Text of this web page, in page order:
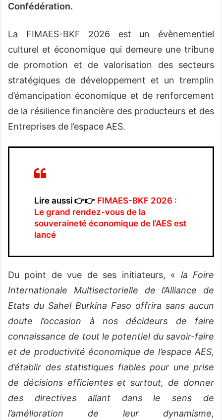
Confédération.
La FIMAES-BKF 2026 est un évènementiel
culturel et économique qui demeure une tribune
de promotion et de valorisation des secteurs
stratégiques de développement et un tremplin
d’émancipation économique et de renforcement
de la résilience financière des producteurs et des
Entreprises de l’espace AES.
Lire aussi 👉👉 FIMAES-BKF 2026 :
Le grand rendez-vous de la
souveraineté économique de l’AES est
lancé
Du point de vue de ses initiateurs, « la Foire
Internationale Multisectorielle de l’Alliance de
Etats du Sahel Burkina Faso offrira sans aucun
doute l’occasion à nos décideurs de faire
connaissance de tout le potentiel du savoir-faire
et de productivité économique de l’espace AES,
d’établir des statistiques fiables pour une prise
de décisions efficientes et surtout, de donner
des directives allant dans le sens de
l’amélioration de leur dynamisme,